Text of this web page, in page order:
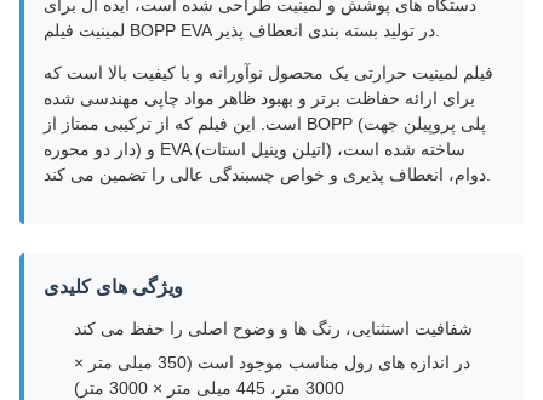
دستگاه های پوشش و لمینیت طراحی شده است، ایده آل برای
فیلم لمینیت حرارتی یک محصول نوآورانه و با کیفیت بالا است که
برای ارائه حفاظت برتر و بهبود ظاهر مواد چاپی مهندسی شده
است. این فیلم که از ترکیبی ممتاز از BOPP (پلی پروپیلن جهت
دار دو محوره) و EVA (اتیلن وینیل استات) ساخته شده است،
ویژگی های کلیدی
شفافیت استثنایی، رنگ ها و وضوح اصلی را حفظ می کند
در اندازه های رول مناسب موجود است (350 میلی متر ×
3000 متر، 445 میلی متر × 3000 متر)